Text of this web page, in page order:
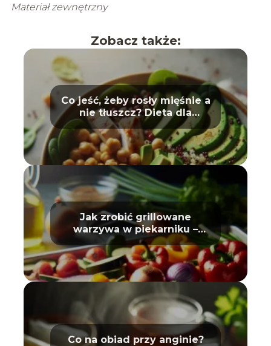
Materiał zewnętrzny
Zobacz także:
Co jeść, żeby rosły mięśnie a
nie tłuszcz? Dieta dla
sportowców
Jak zrobić grillowane
warzywa w piekarniku –
poradnik
Co na obiad przy anginie?